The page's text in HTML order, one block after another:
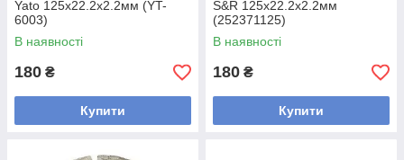
Yato 125x22.2x2.2мм (YT-
6003)
В наявності
180 ₴
Купити
S&R 125x22.2x2.2мм
(252371125)
В наявності
180 ₴
Купити